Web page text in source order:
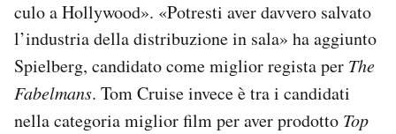
Hai bisogno di aiuto?
Esci
culo a Hollywood». «Potresti aver davvero salvato
l’industria della distribuzione in sala» ha aggiunto
Spielberg, candidato come miglior regista per The
Fabelmans. Tom Cruise invece è tra i candidati
nella categoria miglior film per aver prodotto Top